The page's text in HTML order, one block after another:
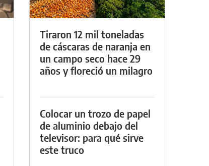
Tiraron 12 mil toneladas
de cáscaras de naranja en
un campo seco hace 29
años y floreció un milagro
Colocar un trozo de papel
de aluminio debajo del
televisor: para qué sirve
este truco